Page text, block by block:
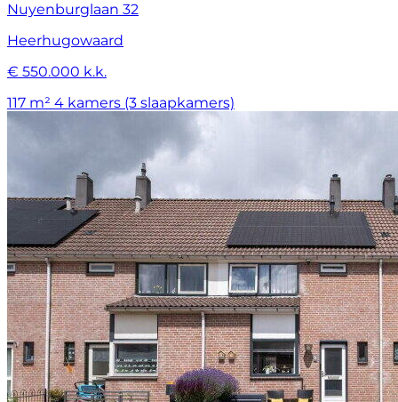
Nuyenburglaan 32
Heerhugowaard
€ 550.000 k.k.
117 m² 4 kamers (3 slaapkamers)